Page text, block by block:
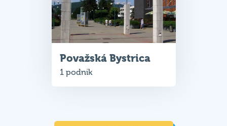
Považská Bystrica
1 podnik